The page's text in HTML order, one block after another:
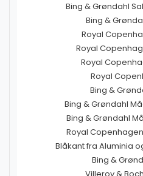
Bing & Grøndahl
Bing &
Royal
Royal
Royal
Royal
Bing &
Bing & Grøndahl
Bing & Grøndahl
Royal
Blåkant fra Aluminia
Bing &